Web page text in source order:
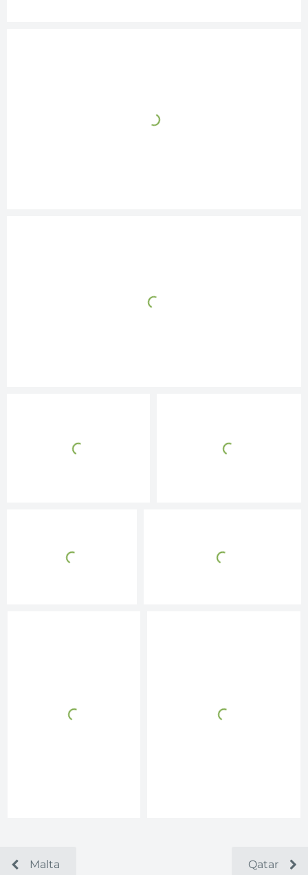
Malta Qatar